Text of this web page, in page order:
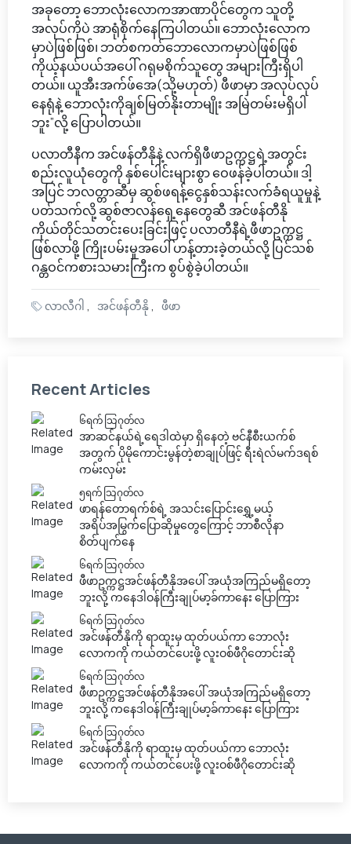
အခုတော့ ဘောလုံးလောကအာဏာပိုင်တွေက သူတို့
အလုပ်ကိုပဲ အာရုံစိုက်နေကြပါတယ်။ ဘောလုံးလောက
မှာပဲဖြစ်ဖြစ်၊ ဘတ်စကတ်ဘောလောကမှာပဲဖြစ်ဖြစ်
ကိုယ့်နယ်ပယ်အပေါ် ဂရုမစိုက်သူတွေ အများကြီးရှိပါ
တယ်။ ယူအီးအက်ဖ်အေ(သို့မဟုတ်) ဖီဖာမှာ အလုပ်လုပ်
နေရုံနဲ့ ဘောလုံးကိုချစ်မြတ်နိုးတာမျိုး အမြဲတမ်းမရှိပါ
ဘူး”လို့ ပြောပါတယ်။
ပလာတီနီက အင်ဖန်တီနိုနဲ့ လက်ရှိဖီဖာဥက္ကဋ္ဌရဲ့အတွင်း
စည်းလူယုံတွေကို နှစ်ပေါင်းများစွာ ဝေဖန်ခဲ့ပါတယ်။ ဒါ့
အပြင် ဘလတ္တာဆီမှ ဆွစ်ဖရန့်ငွေနှစ်သန်းလက်ခံရယူမှုနဲ့
ပတ်သက်လို့ ဆွစ်ဇာလန်ရှေ့နေတွေဆီ အင်ဖန်တီနို
ကိုယ်တိုင်သတင်းပေးခြင်းဖြင့် ပလာတီနီရဲ့ဖီဖာဥက္ကဋ္ဌ
ဖြစ်လာဖို့ ကြိုးပမ်းမှုအပေါ် ဟန့်တားခဲ့တယ်လို့ ပြင်သစ်
ဂန္တဝင်ကစားသမားကြီးက စွပ်စွဲခဲ့ပါတယ်။
လာလီဂါ အင်ဖန်တီနို ဖီဖာ
Recent Articles
၆ရက် သြဂုတ်လ
အာဆင်နယ်ရဲ့ရေဒါထဲမှာ ရှိနေတဲ့ ဗင်နီစီးယက်စ်
အတွက် ပိုမိုကောင်းမွန်တဲ့စာချုပ်ဖြင့် ရီးရဲလ်မက်ဒရစ်
ကမ်းလှမ်း
၅ရက် သြဂုတ်လ
ဖာရန်တောရက်စ်ရဲ့ အသင်းပြောင်းရွှေ့မယ့်
အရိပ်အမြွက်ပြောဆိုမှုတွေကြောင့် ဘာစီလိုနာ
စိတ်ပျက်နေ
၆ရက် သြဂုတ်လ
ဖီဖာဥက္ကဋ္ဌအင်ဖန်တီနိုအပေါ် အယုံအကြည်မရှိတော့
ဘူးလို့ ကနေဒါဝန်ကြီးချုပ်မာ့ခ်ကာနေး ပြောကြား
၆ရက် သြဂုတ်လ
အင်ဖန်တီနိုကို ရာထူးမှ ထုတ်ပယ်ကာ ဘောလုံး
လောကကို ကယ်တင်ပေးဖို့ လူးဝစ်ဖီဂိုတောင်းဆို
၆ရက် သြဂုတ်လ
ဖီဖာဥက္ကဋ္ဌအင်ဖန်တီနိုအပေါ် အယုံအကြည်မရှိတော့
ဘူးလို့ ကနေဒါဝန်ကြီးချုပ်မာ့ခ်ကာနေး ပြောကြား
၆ရက် သြဂုတ်လ
အင်ဖန်တီနိုကို ရာထူးမှ ထုတ်ပယ်ကာ ဘောလုံး
လောကကို ကယ်တင်ပေးဖို့ လူးဝစ်ဖီဂိုတောင်းဆို